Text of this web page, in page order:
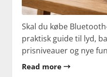
Skal du købe
praktisk guide til lyd,
prisniveauer og nye
Read more →